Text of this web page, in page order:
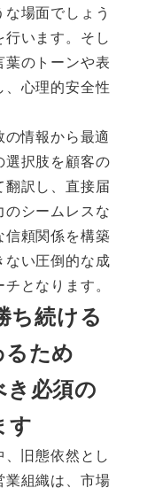
場面でしょう
います。そし
のトーンや表
心理的安全性
情報から最適
選択肢を顧客の
訳し、直接届
シームレスな
信頼関係を構築
ない圧倒的な成
となります。
ち続ける
ため
必須の
す
旧態依然とし
業組織は、市場